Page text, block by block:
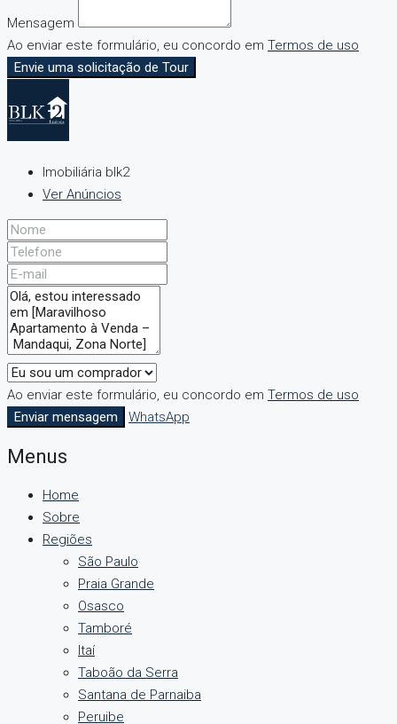
Mensagem
Ao enviar este formulário, eu concordo em Termos de uso
Envie uma solicitação de Tour
Imobiliária blk2
Ver Anúncios
Ao enviar este formulário, eu concordo em Termos de uso
Enviar mensagem
WhatsApp
Menus
Home
Sobre
Regiões
São Paulo
Praia Grande
Osasco
Tamboré
Itaí
Taboão da Serra
Santana de Parnaiba
Peruibe